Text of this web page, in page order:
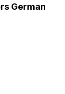
German